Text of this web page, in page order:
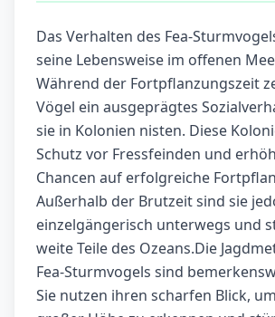
Das Verhalten des Fea-
seine Lebensweise im offenen
Während der Fortpflanzungszeit
Vögel ein ausgeprägtes
sie in Kolonien nisten. Diese
Schutz vor Fressfeinden und
Chancen auf erfolgreiche
Außerhalb der Brutzeit sind sie
einzelgängerisch unterwegs und
weite Teile des Ozeans.Die
Fea-Sturmvogels sind
Sie nutzen ihren scharfen Blick,